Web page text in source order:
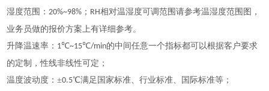
湿度范围：20%~98% ； RH相对温湿度可调范围请参考温湿度范围图，
业务员做的报价方案上有详细参考。
升降温速率： 1℃~15℃/min的中间任意一个指标都可以根据客户要求
的定制，性线非线性可定；
温度波动度：±0.5℃满足国家标准、行业标准、国际标准等；